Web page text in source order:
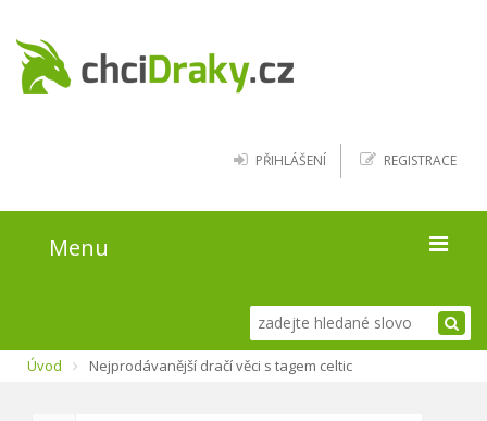
PŘIHLÁŠENÍ REGISTRACE
Menu
Kde najít draky
Úvod Nejprodávanější dračí věci s tagem celtic